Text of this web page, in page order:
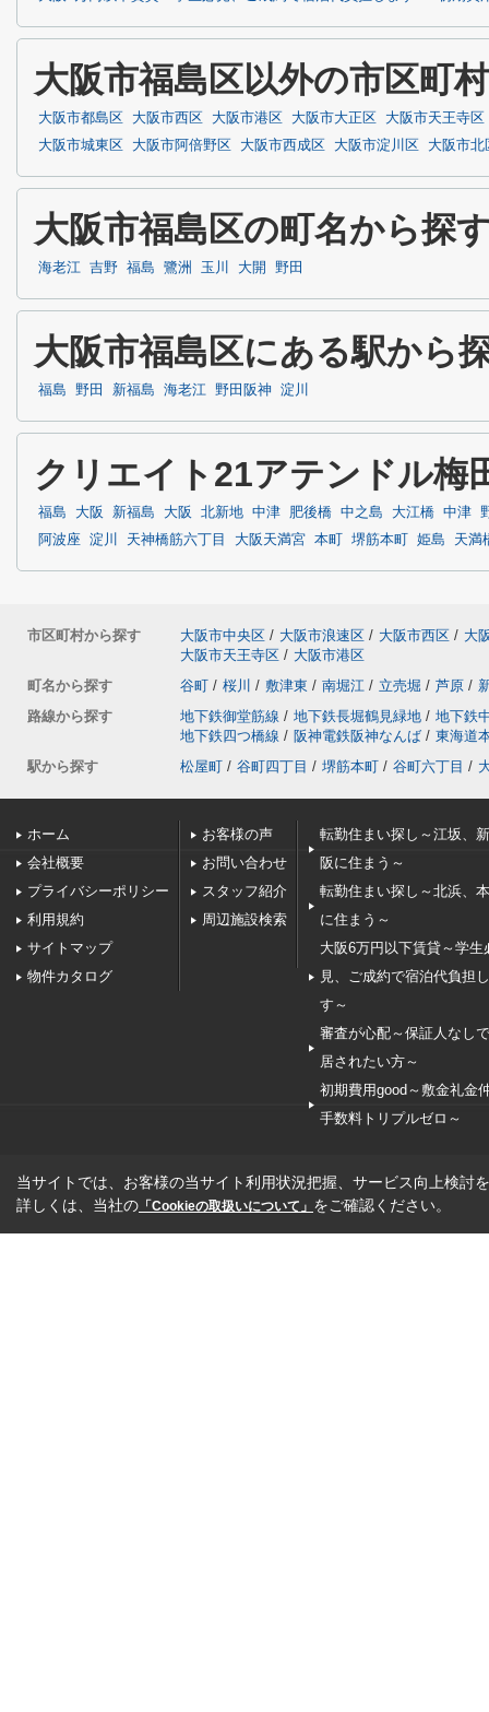
大阪市福島区以外の市区町
大阪市都島区 大阪市西区 大阪市港区 大阪市大正区
大阪市天王寺区
大阪市城東区
大阪市阿倍野区 大阪市西成区 大阪市淀川区 大阪市北
大阪市福島区の町名から探
海老江 吉野 福島 鷺洲 玉川 大開 野田
大阪市福島区にある駅から
福島 野田 新福島 海老江 野田阪神 淀川
クリエイト21アテンドル梅
福島 大阪 新福島 大阪 北新地 中津 肥後橋 中之島 大江橋 中津
阿波座
淀川 天神橋筋六丁目 大阪天満宮 本町 堺筋本町 姫島 天満
市区町村から探す 大阪市中央区 / 大阪市浪速区 / 大阪市西区 / 大
大阪市天王寺区 / 大阪市港区
町名から探す
谷町 / 桜川 / 敷津東 / 南堀江 / 立売堀 / 芦原 /
路線から探す
地下鉄御堂筋線 / 地下鉄長堀鶴見緑地 / 地下鉄
地下鉄四つ橋線 / 阪神電鉄阪神なんば / 東海道
駅から探す
松屋町 / 谷町四丁目 / 堺筋本町 / 谷町六丁目 /
ホーム
会社概要
プライバシーポリシー
利用規約
サイトマップ
物件カタログ
お客様の声
お問い合わせ
スタッフ紹介
周辺施設検索
転勤住まい探し～江坂、
阪に住まう～
転勤住まい探し～北浜、
に住まう～
大阪6万円以下賃貸～学生
見、ご成約で宿泊代負担
す～
審査が心配～保証人なし
居されたい方～
初期費用good～敷金礼金
手数料トリプルゼロ～
当サイトでは、お客様の当サイト利用状況把握、サービス向上検討
詳しくは、当社の 「Cookieの取扱いについて」 をご確認ください。